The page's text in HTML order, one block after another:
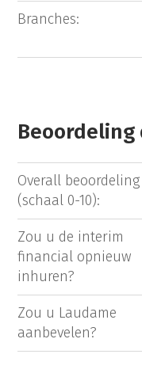
Branches:
Overall beoordeling
(schaal 0-10):
Zou u de interim
financial opnieuw
inhuren?
Zou u Laudame
aanbevelen?